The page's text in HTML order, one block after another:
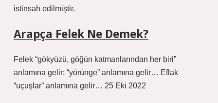
istinsah edilmiştir.
Arapça Felek Ne Demek?
Felek “gökyüzü, göğün katmanlarından her biri”
anlamına gelir; “yörünge” anlamına gelir… Eflak
“uçuşlar” anlamına gelir… 25 Eki 2022